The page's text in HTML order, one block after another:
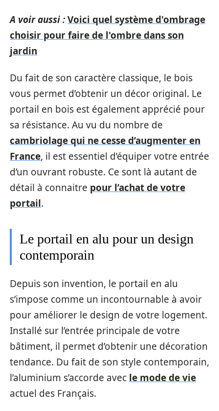
A voir aussi :Voici quel système d'ombrage
choisir pour faire de l'ombre dans son
jardin
Du fait de son caractère classique, le bois
vous permet d’obtenir un décor original. Le
portail en bois est également apprécié pour
sa résistance. Au vu du nombre de
cambriolage qui ne cesse d’augmenter en
France, il est essentiel d’équiper votre entrée
d’un ouvrant robuste. Ce sont là autant de
détail à connaitre pour l’achat de votre
portail.
Le portail en alu pour un design
contemporain
Depuis son invention, le portail en alu
s’impose comme un incontournable à avoir
pour améliorer le design de votre logement.
Installé sur l’entrée principale de votre
bâtiment, il permet d’obtenir une décoration
tendance. Du fait de son style contemporain,
l’aluminium s’accorde avec le mode de vie
actuel des Français.